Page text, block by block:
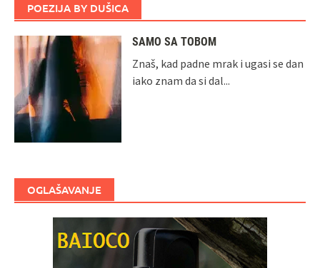
POEZIJA BY DUŠICA
SAMO SA TOBOM
Znaš, kad padne mrak i ugasi se dan
iako znam da si dal...
OGLAŠAVANJE